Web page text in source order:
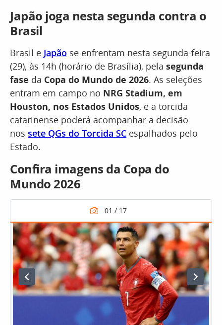
Japão joga nesta segunda contra o
Brasil
Brasil e Japão se enfrentam nesta segunda-feira
(29), às 14h (horário de Brasília), pela segunda
fase da Copa do Mundo de 2026. As seleções
entram em campo no NRG Stadium, em
Houston, nos Estados Unidos, e a torcida
catarinense poderá acompanhar a decisão
nos sete QGs do Torcida SC espalhados pelo
Estado.
Confira imagens da Copa do
Mundo 2026